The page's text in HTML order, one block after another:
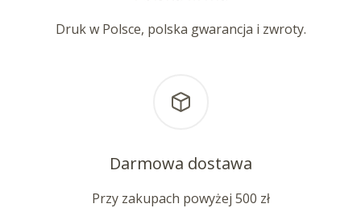
Druk w Polsce, polska gwarancja i zwroty.
Darmowa dostawa
Przy zakupach powyżej 500 zł